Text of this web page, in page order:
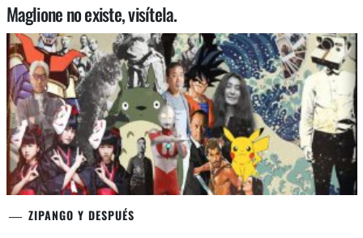
Maglione no existe, visítela.
ZIPANGO Y DESPUÉS